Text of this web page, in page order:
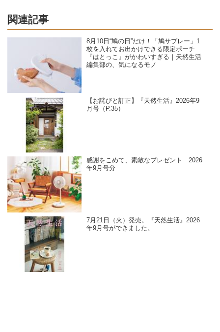
関連記事
8月10日“鳩の日”だけ！「鳩サブレー」1
枚を入れてお出かけできる限定ポーチ
『はとっこ』がかわいすぎる｜天然生活
編集部の、気になるモノ
【お詫びと訂正】『天然生活』2026年9
月号（P.35）
感謝をこめて、素敵なプレゼント 2026
年9月号分
7月21日（火）発売。『天然生活』2026
年9月号ができました。